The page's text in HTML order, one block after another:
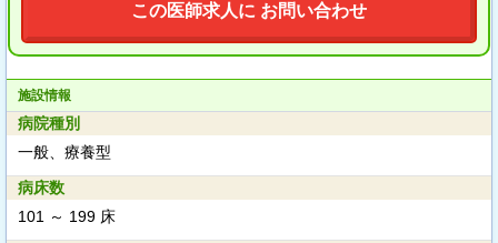
この医師求人に お問い合わせ
施設情報
病院種別
一般、療養型
病床数
101 ～ 199 床